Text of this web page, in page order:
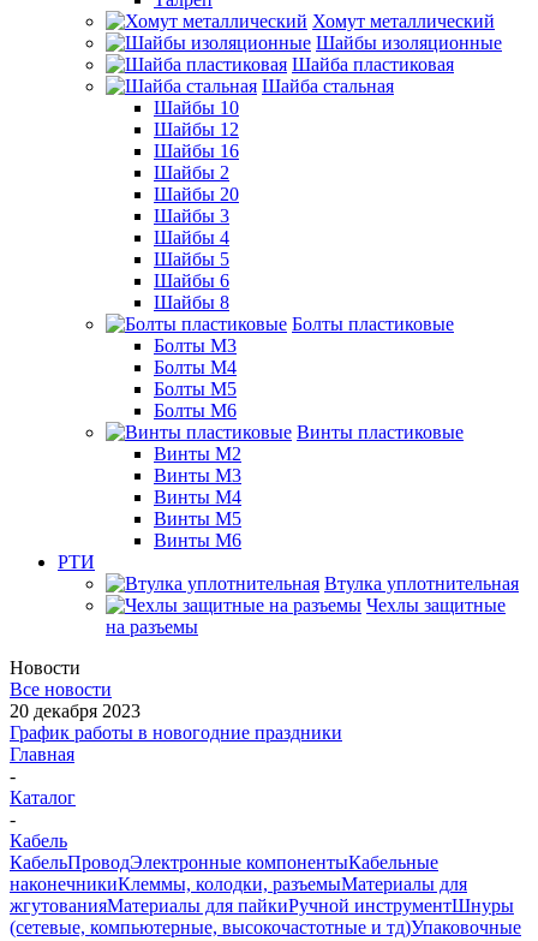
Хомут металлический
Шайбы изоляционные
Шайба пластиковая
Шайба стальная
Шайбы 10
Шайбы 12
Шайбы 16
Шайбы 2
Шайбы 20
Шайбы 3
Шайбы 4
Шайбы 5
Шайбы 6
Шайбы 8
Болты пластиковые
Болты М3
Болты М4
Болты М5
Болты М6
Винты пластиковые
Винты М2
Винты М3
Винты М4
Винты М5
Винты М6
РТИ
Втулка уплотнительная
Чехлы защитные
на разъемы
Новости
Все новости
20 декабря 2023
График работы в новогодние праздники
Главная
-
Каталог
-
Кабель
КабельПроводЭлектронные компонентыКабельные
наконечникиКлеммы, колодки, разъемыМатериалы для
жгутованияМатериалы для пайкиРучной инструментШнуры
(сетевые, компьютерные, высокочастотные и тд)Упаковочные